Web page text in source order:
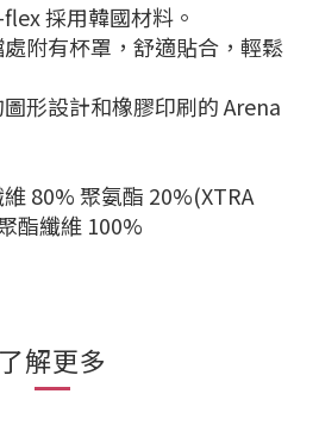
採用韓國材料。
附有杯罩，舒適貼合，輕鬆
形設計和橡膠印刷的 Arena
80% 聚氨酯 20%(XTRA
酯纖維 100%
了解更多